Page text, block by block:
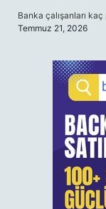
Banka çalışanları kaç
Temmuz 21, 2026